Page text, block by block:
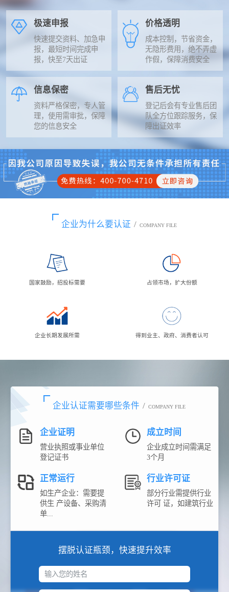
极速申报
快速提交资料、加急申
报，最短时间完成申
报，快至7天出证
价格透明
成本控制，节省资金，
无隐形费用，绝不弄虚
作假，保障消费安全
信息保密
资料严格保密，专人管
理，使用需审批，保障
您的信息安全
售后无忧
登记后会有专业售后团
队全方位跟踪服务，保
障出证效率
企业为什么要认证 / COMPANY FILE
国家鼓励，招投标需要 占领市场，扩大份额
企业长期发展所需 得到业主、政府、消费者认可
企业认证需要哪些条件 / COMPANY FILE
企业证明
营业执照或事业单位
登记证书
成立时间
企业成立时间需满足
3个月
正常运行
如生产企业：需要提
供生 产设备、采购清
单...
行业许可证
部分行业需提供行业
许可 证，如建筑行业
摆脱认证瓶颈，快速提升效率
输入您的姓名